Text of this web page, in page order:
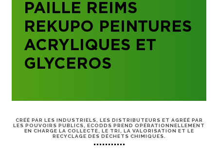
PAILLE REIMS
REKUPO PEINTURES
ACRYLIQUES ET
GLYCEROS
CRÉÉ PAR LES INDUSTRIELS, LES DISTRIBUTEURS ET AGRÉÉ PAR
LES POUVOIRS PUBLICS, ECODDS PREND OPÉRATIONNELLEMENT
EN CHARGE LA COLLECTE, LE TRI, LA VALORISATION ET LE
RECYCLAGE DES DÉCHETS CHIMIQUES.